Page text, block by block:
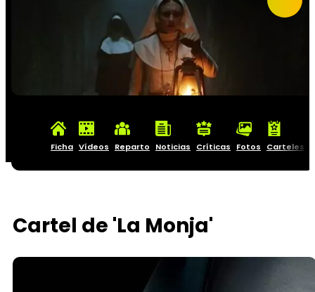
Ficha Vídeos Reparto Noticias Críticas Fotos Carteles
Cartel de 'La Monja'